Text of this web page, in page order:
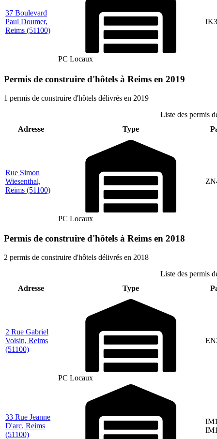
37 Boulevard
Paul Doumer,
Reims (51100)
PC Locaux
Permis de construire d'hôtels à Reims en 2019
1 permis de construire d'hôtels délivrés en 2019
Liste des permis
Adresse
Type
Rue Simon
Wiesenthal,
Reims (51100)
PC Locaux
Permis de construire d'hôtels à Reims en 2018
2 permis de construire d'hôtels délivrés en 2018
Liste des permis
Adresse
Type
2 Rue Gabriel
Voisin, Reims
(51100)
PC Locaux
33 Rue Jeanne
D'arc, Reims
(51100)